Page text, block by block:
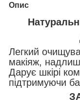
Опис
Легкий
макіяж,
Дарує шкірі
підтримуючи